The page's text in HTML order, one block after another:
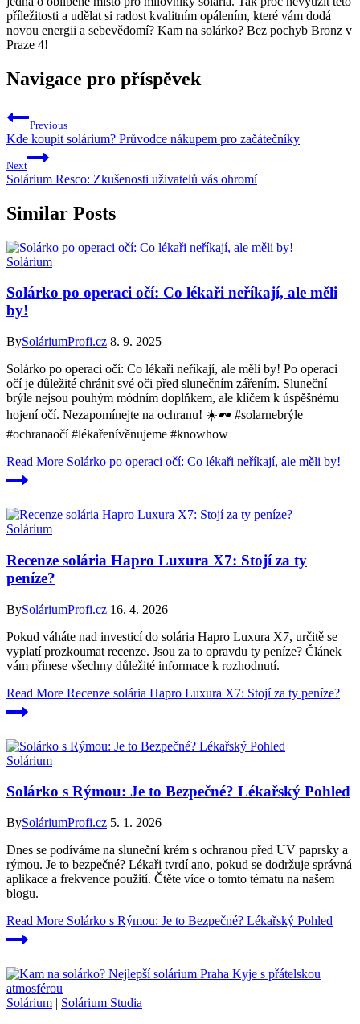
příležitosti a udělat si radost kvalitním opálením, ​které vám dodá‌
novou energii ‌a sebevědomí? Kam na solárko? Bez pochyb Bronz v
Praze 4!
Navigace pro příspěvek
Previous
Kde koupit solárium? Průvodce nákupem pro začátečníky
Next
Solárium Resco: Zkušenosti uživatelů vás ohromí
Similar Posts
Solárium
Solárko po operaci očí: Co lékaři neříkají, ale měli
by!
BySoláriumProfi.cz 8. 9. 2025
Solárko po operaci očí: Co lékaři neříkají, ale měli by! Po operaci
očí je důležité chránit své oči před slunečním zářením. Sluneční
brýle nejsou pouhým módním doplňkem, ale klíčem k úspěšnému
hojení očí. Nezapomínejte na ochranu! ☀️🕶️ #solarnebrýle
#ochranaočí #lékařenívěnujeme #knowhow
Read More Solárko po operaci očí: Co lékaři neříkají, ale měli by!
Solárium
Recenze solária Hapro Luxura X7: Stojí za ty
peníze?
BySoláriumProfi.cz 16. 4. 2026
Pokud váháte nad investicí do solária Hapro Luxura X7, určitě se
vyplatí prozkoumat recenze. Jsou za to opravdu ty peníze? Článek
vám přinese všechny důležité informace k rozhodnutí.
Read More Recenze solária Hapro Luxura X7: Stojí za ty peníze?
Solárium
Solárko s Rýmou: Je to Bezpečné? Lékařský Pohled
BySoláriumProfi.cz 5. 1. 2026
Dnes se podíváme na sluneční krém s ochranou před UV paprsky a
rýmou. Je to bezpečné? Lékaři tvrdí ano, pokud se dodržuje správná
aplikace a frekvence použití. Čtěte více o tomto tématu na našem
blogu.
Read More Solárko s Rýmou: Je to Bezpečné? Lékařský Pohled
Solárium | Solárium Studia